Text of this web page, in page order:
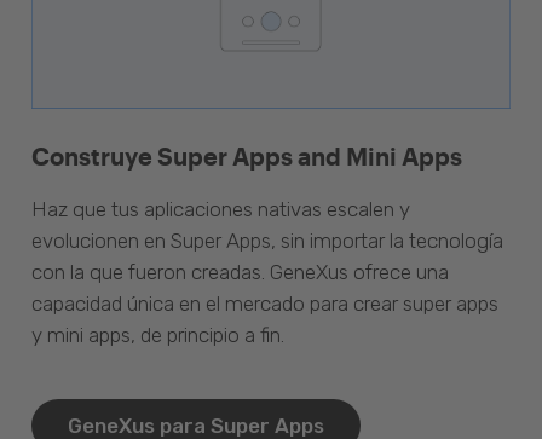
Construye Super Apps and Mini Apps
Haz que tus aplicaciones nativas escalen y
evolucionen en Super Apps, sin importar la tecnología
con la que fueron creadas. GeneXus ofrece una
capacidad única en el mercado para crear super apps
y mini apps, de principio a fin.
GeneXus para Super Apps